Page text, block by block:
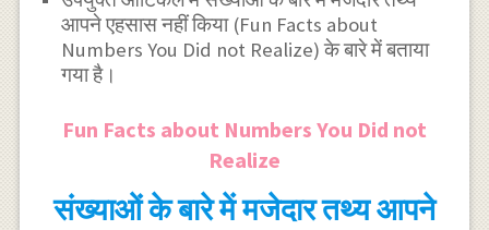
आपने एहसास नहीं किया (Fun Facts about
Numbers You Did not Realize) के बारे में बताया
गया है।
Fun Facts about Numbers You Did not
Realize
संख्याओं के बारे में मजेदार तथ्य आपने